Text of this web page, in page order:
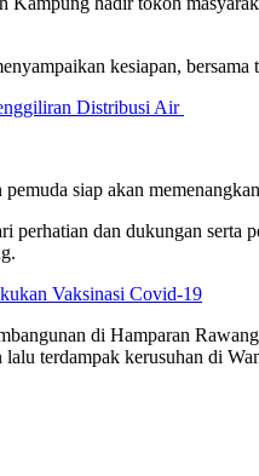
kesiapan,
Distribusi Air
siap akan
dan dukungan
Vaksinasi Covid-19
di Hamparan
terdampak kerusuhan di